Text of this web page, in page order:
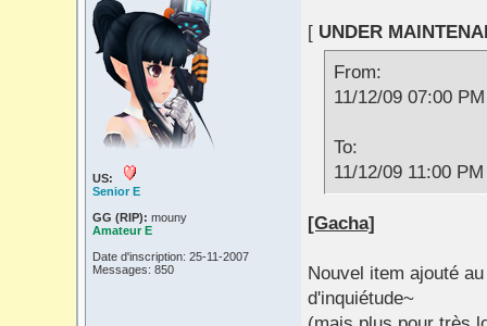
US:
Senior E
GG (RIP): mouny
Amateur E
Date d'inscription: 25-11-2007
Messages: 850
[ UNDER
From:
11/12/09 07:00
To:
11/12/09 11:00
[Gacha]
Nouvel item ajouté
d'inquiétude~